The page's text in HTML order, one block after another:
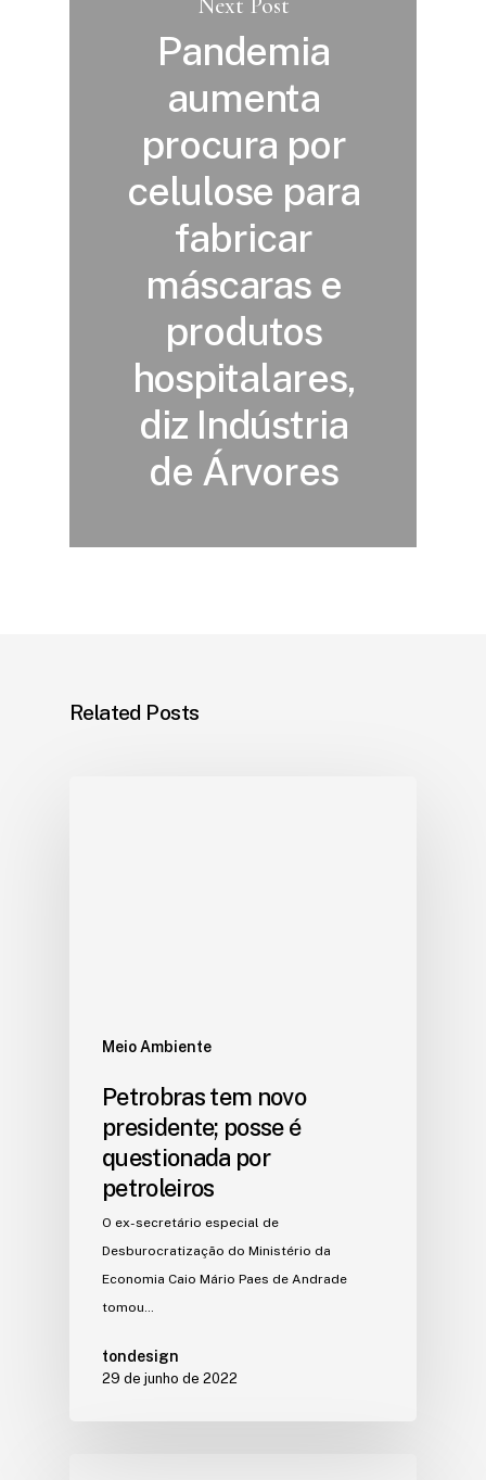
Next Post
Pandemia
aumenta
procura por
celulose para
fabricar
máscaras e
produtos
hospitalares,
diz Indústria
de Árvores
Related Posts
Meio Ambiente
Petrobras tem novo
presidente; posse é
questionada por
petroleiros
O ex-secretário especial de
Desburocratização do Ministério da
Economia Caio Mário Paes de Andrade
tomou…
tondesign
29 de junho de 2022